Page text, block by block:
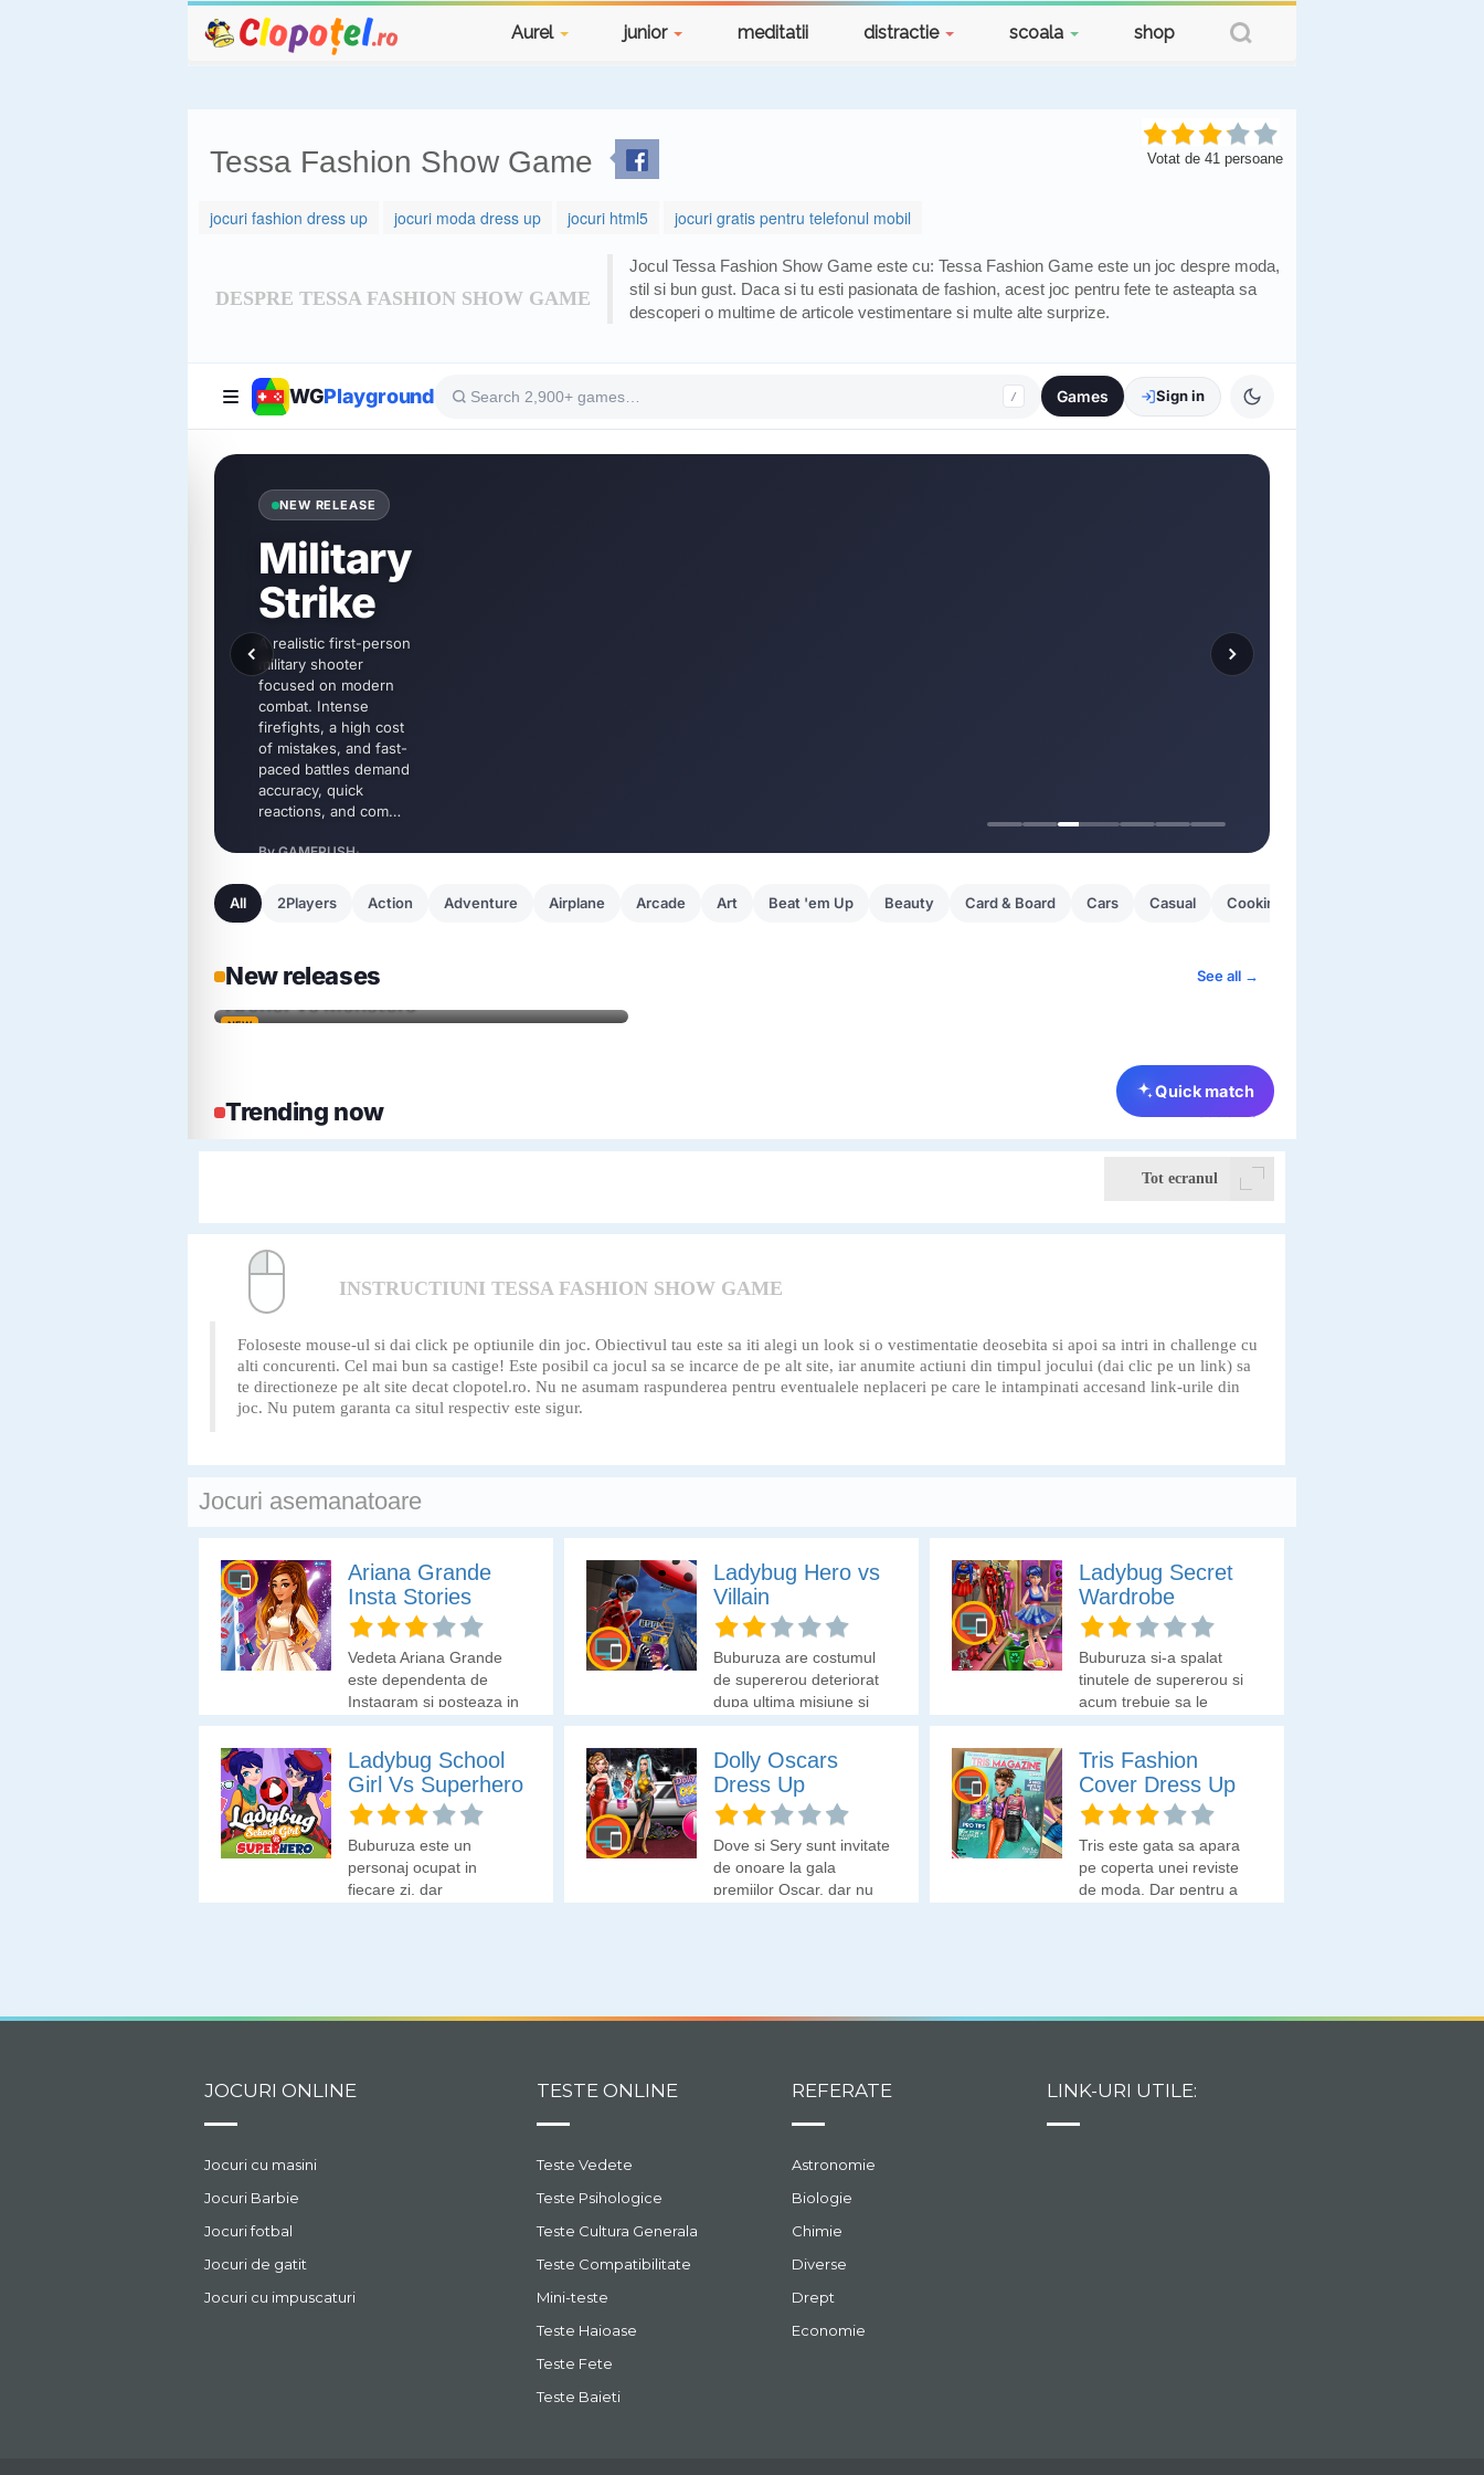
Aurel junior meditatii distractie scoala shop
Tessa Fashion Show Game Votat de 41 persoane
jocuri fashion dress up jocuri moda dress up jocuri html5 jocuri gratis pentru telefonul mobil
DESPRE TESSA FASHION SHOW GAME
Jocul Tessa Fashion Show Game este cu: Tessa Fashion Game este un joc despre moda,
stil si bun gust. Daca si tu esti pasionata de fashion, acest joc pentru fete te asteapta sa
descoperi o multime de articole vestimentare si multe alte surprize.
Tot ecranul
INSTRUCTIUNI TESSA FASHION SHOW GAME
Foloseste mouse-ul si dai click pe optiunile din joc. Obiectivul tau este sa iti alegi un look si o vestimentatie deosebita si apoi sa intri in challenge cu
alti concurenti. Cel mai bun sa castige! Este posibil ca jocul sa se incarce de pe alt site, iar anumite actiuni din timpul jocului (dai clic pe un link) sa
te directioneze pe alt site decat clopotel.ro. Nu ne asumam raspunderea pentru eventualele neplaceri pe care le intampinati accesand link-urile din
joc. Nu putem garanta ca situl respectiv este sigur.
Jocuri asemanatoare
Ariana Grande
Insta Stories
Vedeta Ariana Grande
este dependenta de
Instagram si posteaza in
aplicatie de fiecare data
Alege pentru vedeta
tinuta deosebita cu care
sa apara in pozele de
Ladybug Hero vs
Villain
Buburuza are costumul
de supererou deteriorat
dupa ultima misiune si
are nevoie de tine sa-i
alt costum de supererou.
Alege-i si o tinuta de
oras!
Ladybug Secret
Wardrobe
Buburuza si-a spalat
tinutele de supererou si
acum trebuie sa le
gaseasca in gramada de
garderoba.
Ladybug School
Girl Vs Superhero
Buburuza este un
personaj ocupat in
fiecare zi, dar
cu buline.
Dolly Oscars
Dress Up
Dove si Sery sunt invitate
de onoare la gala
premiilor Oscar, dar nu
Tris Fashion
Cover Dress Up
Tris este gata sa apara
pe coperta unei reviste
de moda. Dar pentru a
sa ii alegi tu tinuta pe
aceasta tinuta va poza in
JOCURI ONLINE
Jocuri cu masini
Jocuri Barbie
Jocuri fotbal
Jocuri de gatit
Jocuri cu impuscaturi
TESTE ONLINE
Teste Vedete
Teste Psihologice
Teste Cultura Generala
Teste Compatibilitate
Mini-teste
Teste Haioase
Teste Fete
Teste Baieti
REFERATE
Astronomie
Biologie
Chimie
Diverse
Drept
Economie
LINK-URI UTILE: